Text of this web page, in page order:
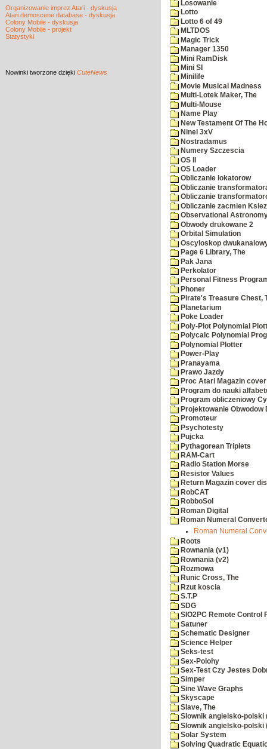
Organizowanie imprez Atari - dyskusja
Atari demoscene database - dyskusja
Colony Mobile - dyskusja
Colony Mobile - projekt
Statystyki
Nowinki tworzone dzięki CuteNews
Losowanie
Lotto
Lotto 6 of 49
MLTDOS
Magic Trick
Manager 1350
Mini RamDisk
Mini SI
Minilife
Movie Musical Madness
Multi-Lotek Maker, The
Multi-Mouse
Name Play
New Testament Of The
Ninel 3xV
Nostradamus
Numery Szczescia
OS II
OS Loader
Obliczanie lokatorow
Obliczanie
Obliczanie
Obliczanie zacmien
Observational
Obwody drukowane 2
Orbital Simulation
Oscyloskop
Page 6 Library, The
Pak Jana
Perkolator
Personal Fitness
Phoner
Pirate's Treasure Chest,
Planetarium
Poke Loader
Poly-Plot Polynomial
Polycalc Polynomial
Polynomial Plotter
Power-Play
Pranayama
Prawo Jazdy
Proc Atari Magazin
Program do nauki
Program obliczeniowy
Projektowanie Obwodow
Promoteur
Psychotesty
Pujcka
Pythagorean Triplets
RAM-Cart
Radio Station Morse
Resistor Values
Return Magazin cover
RobCAT
RobboSol
Roman Digital
Roman Numeral
Roman Numeral
Roots
Rownania (v1)
Rownania (v2)
Rozmowa
Runic Cross, The
Rzut koscia
S.T.P
SDG
SIO2PC Remote Control
Satuner
Schematic Designer
Science Helper
Seks-test
Sex-Polohy
Sex-Test Czy Jestes
Simper
Sine Wave Graphs
Skyscape
Slave, The
Slownik angielsko-polski
Slownik angielsko-polski
Solar System
Solving Quadratic